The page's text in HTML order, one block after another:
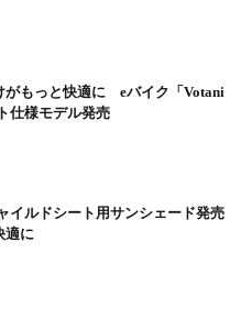
がもっと快適に eバイク「Votani
仕様モデル発売
イルドシート用サンシェード発売
適に